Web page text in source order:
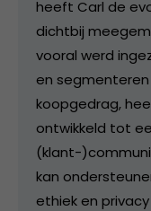
heeft Carl de
dichtbij
vooral werd
en segmenteren
koopgedrag,
ontwikkeld tot
(klant-
kan
ethiek en